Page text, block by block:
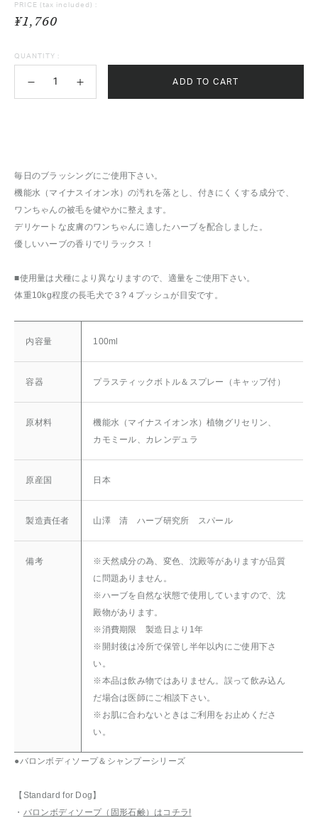
PRICE (tax included) :
¥1,760
QUANTITY :
ADD TO CART
毎日のブラッシングにご使用下さい。
機能水（マイナスイオン水）の汚れを落とし、付きにくくする成分で、
ワンちゃんの被毛を健やかに整えます。
デリケートな皮膚のワンちゃんに適したハーブを配合しました。
優しいハーブの香りでリラックス！
■使用量は犬種により異なりますので、適量をご使用下さい。
体重10kg程度の長毛犬で３?４プッシュが目安です。
内容量 100ml
容器 プラスティックボトル＆スプレー（キャップ付）
原材料
機能水（マイナスイオン水）植物グリセリン、
カモミール、カレンデュラ
原産国 日本
製造責任者 山澤 清 ハーブ研究所 スパール
備考
※天然成分の為、変色、沈殿等がありますが品質
に問題ありません。
※ハーブを自然な状態で使用していますので、沈
殿物があります。
※消費期限 製造日より1年
※開封後は冷所で保管し半年以内にご使用下さ
い。
※本品は飲み物ではありません。誤って飲み込ん
だ場合は医師にご相談下さい。
※お肌に合わないときはご利用をお止めくださ
い。
●バロンボディソープ＆シャンプーシリーズ
【Standard for Dog】
・ バロンボディソープ（固形石鹸）はコチラ!